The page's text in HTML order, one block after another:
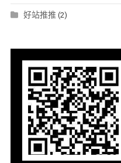
好站推推 (2)